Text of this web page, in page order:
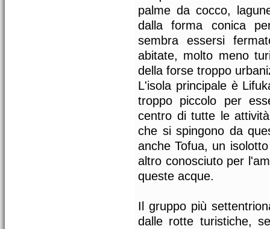
palme da cocco,
dalla forma conica
sembra essersi
abitate, molto meno
della forse troppo
L'isola principale è
troppo piccolo per
centro di tutte le
che si spingono da
anche Tofua, un
altro conosciuto per
queste acque.
Il gruppo più
dalle rotte turistiche,